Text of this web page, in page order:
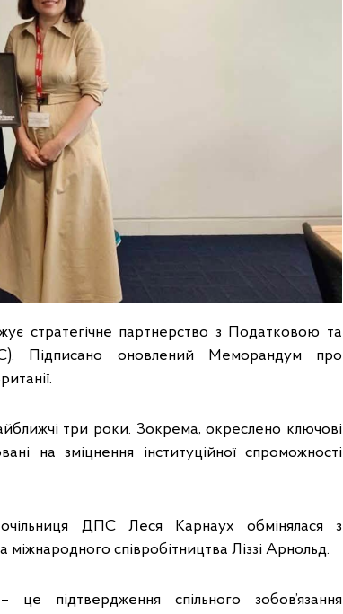
стратегічне партнерство з Податковою та
Підписано оновлений Меморандум про
три роки. Зокрема, окреслено ключові
на зміцнення інституційної спроможності
ДПС Леся Карнаух обмінялася з
співробітництва Ліззі Арнольд.
підтвердження спільного зобов’язання